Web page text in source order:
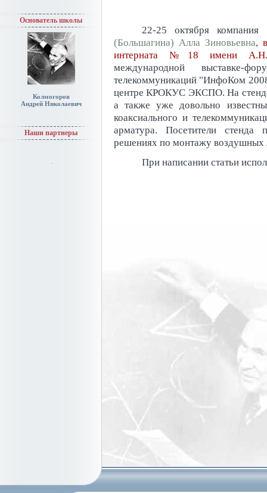
Основатель школы
Колмогоров
Андрей Николаевич
Наши партнеры
22-25 октября компания
(Большагина) Алла Зиновьевна,
интерната №18 имени
международной выставке-
телекоммуникаций "ИнфоКом
центре КРОКУС ЭКСПО. На
а также уже довольно
коаксиального и
арматура. Посетители стенда
решениях по монтажу воздушных
При написании статьи